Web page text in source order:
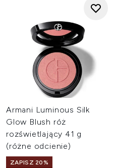
Armani Luminous Silk
Glow Blush róż
rozświetlający 41 g
(różne odcienie)
ZAPISZ 20%